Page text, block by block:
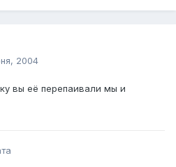
2004
вы её перепаивали мы и